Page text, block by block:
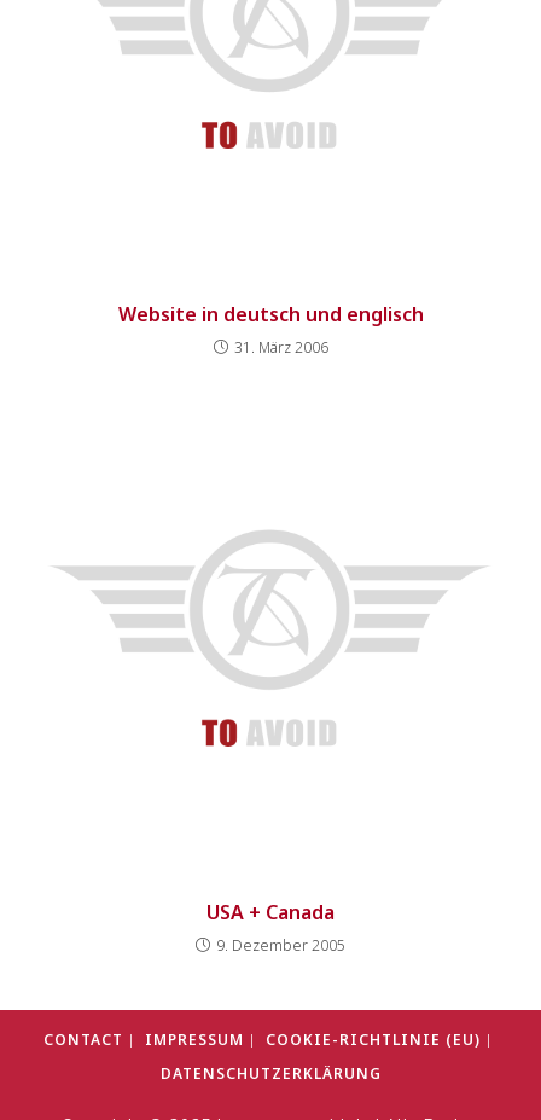
Website in deutsch und englisch
31. März 2006
USA + Canada
9. Dezember 2005
CONTACT IMPRESSUM
COOKIE-RICHTLINIE (EU)
DATENSCHUTZERKLÄRUNG